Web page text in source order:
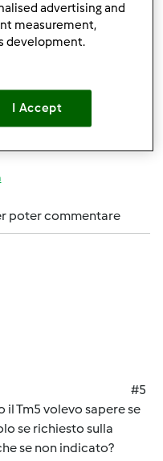
me per sfruttarlo al
e dovrebbe arrivare
poter commentare
#5
Tm5 volevo sapere se
se richiesto sulla
se non indicato?
advertising and
measurement,
development.
I Accept